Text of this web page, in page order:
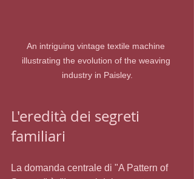
An intriguing vintage textile machine
illustrating the evolution of the weaving
industry in Paisley.
L'eredità dei segreti
familiari
La domanda centrale di "A Pattern of